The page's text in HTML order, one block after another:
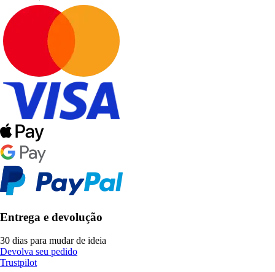
Entrega e devolução
30 dias para mudar de ideia
Devolva seu pedido
Trustpilot